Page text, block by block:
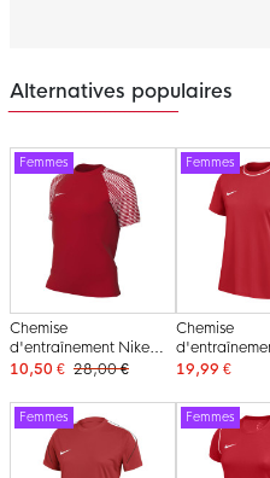
Alternatives populaires
Femmes
Chemise
d'entraînement Nike
Academy pour femme,
10,50 € 28,00 €
Femmes
Chemise
Dri-FIT Park
19,99 €
Femmes Femmes